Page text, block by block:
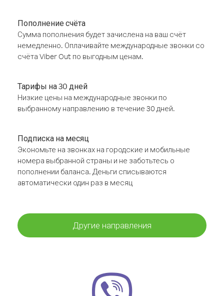
Пополнение счёта
Сумма пополнения будет зачислена на ваш счёт
немедленно. Оплачивайте международные звонки со
счёта Viber Out по выгодным ценам.
Тарифы на 30 дней
Низкие цены на международные звонки по
выбранному направлению в течение 30 дней.
Подписка на месяц
Экономьте на звонках на городские и мобильные
номера выбранной страны и не заботьтесь о
пополнении баланса. Деньги списываются
автоматически один раз в месяц
Другие направления